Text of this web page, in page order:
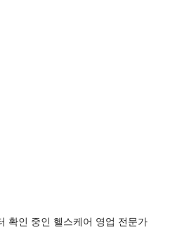
확인 중인 헬스케어 영업 전문가